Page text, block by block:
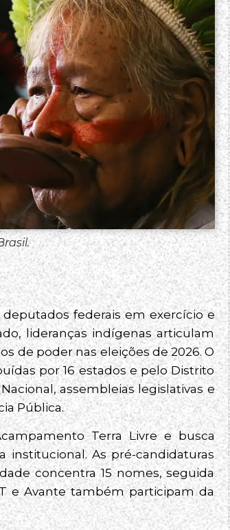
federais em exercício e
lideranças indígenas articulam
de poder nas eleições de 2026. O
por 16 estados e pelo Distrito
assembleias legislativas e
Pública.
Terra Livre e busca
institucional. As pré-candidaturas
concentra 15 nomes, seguida
e Avante também participam da